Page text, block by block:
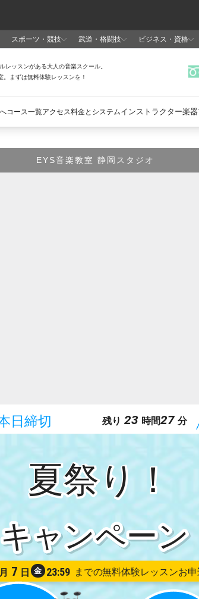
EYS音楽教室 静岡スタジオ
夏祭り！
月 7 日 金 23:59
残り 23 時間27 分